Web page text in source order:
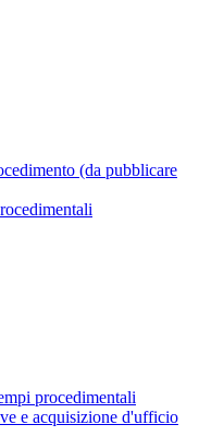
(da pubblicare
procedimentali
e acquisizione d'ufficio